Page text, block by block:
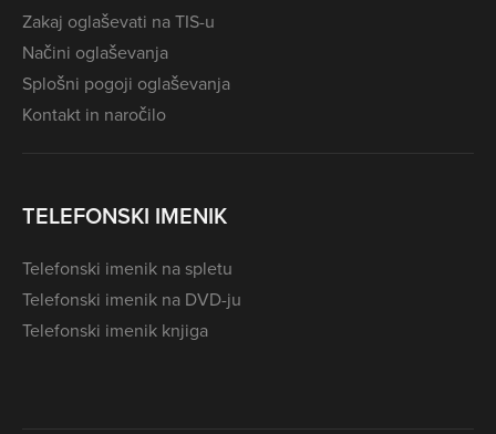
Zakaj oglaševati na TIS-u
Načini oglaševanja
Splošni pogoji oglaševanja
Kontakt in naročilo
TELEFONSKI IMENIK
Telefonski imenik na spletu
Telefonski imenik na DVD-ju
Telefonski imenik knjiga